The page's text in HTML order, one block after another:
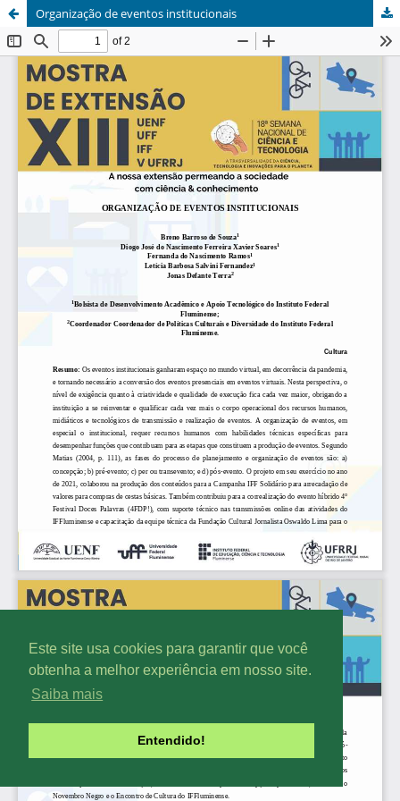
Este site usa cookies para garantir que você
obtenha a melhor experiência em nosso site.
Saiba mais
Entendido!
Organização de eventos institucionais